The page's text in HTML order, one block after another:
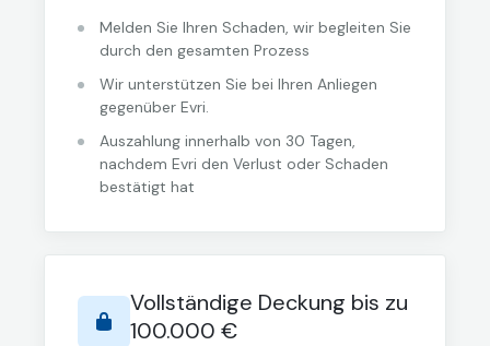
Melden Sie Ihren Schaden, wir begleiten Sie
durch den gesamten Prozess
Wir unterstützen Sie bei Ihren Anliegen
gegenüber Evri.
Auszahlung innerhalb von 30 Tagen,
nachdem Evri den Verlust oder Schaden
bestätigt hat
Vollständige Deckung bis zu
100.000 €